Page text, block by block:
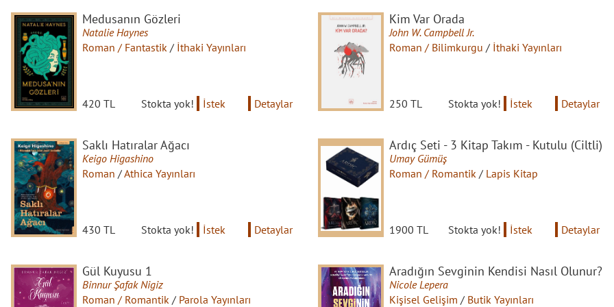
Medusanın Gözleri
Natalie Haynes
Roman / Fantastik / İthaki Yayınları
420 TL Stokta yok! İstek Detaylar
Kim Var Orada
John W. Campbell Jr.
Roman / Bilimkurgu / İthaki Yayınları
250 TL Stokta yok! İstek Detaylar
Saklı Hatıralar Ağacı
Keigo Higashino
Roman /Athica Yayınları
430 TL Stokta yok! İstek Detaylar
Ardıç Seti - 3 Kitap Takım - Kutulu (Ciltli)
Umay Gümüş
Roman / Romantik / Lapis Kitap
1900 TL Stokta yok! İstek Detaylar
Gül Kuyusu 1
Binnur Şafak Nigiz
Roman / Romantik / Parola Yayınları
Aradığın Sevginin Kendisi Nasıl Olunur?
Nicole Lepera
Kişisel Gelişim / Butik Yayınları